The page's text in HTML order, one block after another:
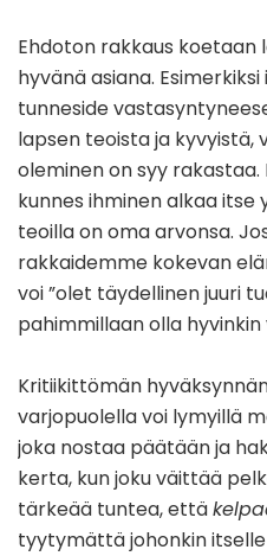
Ehdoton rakkaus koetaan
hyvänä asiana.
tunneside
lapsen teoista ja kyvyistä,
oleminen on syy rakastaa.
kunnes ihminen alkaa
teoilla on oma arvonsa.
rakkaidemme kokevan
voi ”olet täydellinen juuri
pahimmillaan olla hyvinkin
Kritiikittömän
varjopuolella voi lymyillä
joka nostaa päätään ja
kerta, kun joku väittää
tärkeää tuntea, että
tyytymättä johonkin